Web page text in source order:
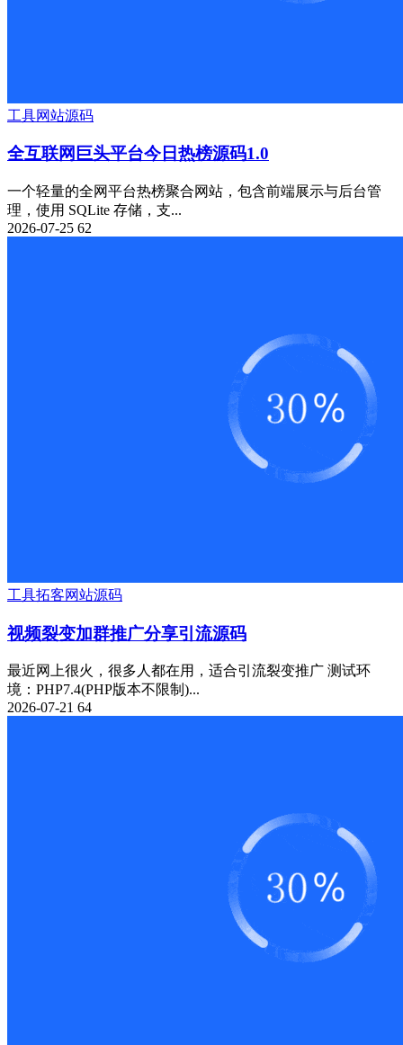
工具网站源码
全互联网巨头平台今日热榜源码1.0
一个轻量的全网平台热榜聚合网站，包含前端展示与后台管
理，使用 SQLite 存储，支...
2026-07-25 62
工具拓客网站源码
视频裂变加群推广分享引流源码
最近网上很火，很多人都在用，适合引流裂变推广 测试环
境：PHP7.4(PHP版本不限制)...
2026-07-21 64